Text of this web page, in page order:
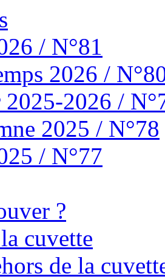
/ N°81
2026 /
2026 /
2025 / N°78
/ N°77
?
cuvette
de la